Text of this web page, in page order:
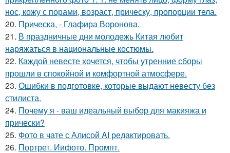
нос, кожу с порами, возраст, прическу, пропорции тела.
20. Прическа, - Глафира Воронова.
21. В праздничные дни молодежь Китая любит
наряжаться в национальные костюмы.
22. Каждой невесте хочется, чтобы утренние сборы
прошли в спокойной и комфортной атмосфере.
23. Ошибки в подготовке, которые выдают невесту без
стилиста.
24. Почему я - ваш идеальный выбор для макияжа и
прически?
25. Фото в чате с Алисой AI редактировать.
26. Портрет. Иифото. Промпт.